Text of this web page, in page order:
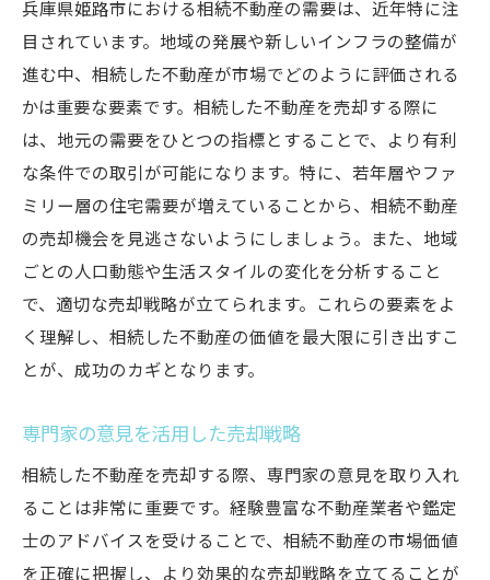
兵庫県姫路市における相続不動産の需要は、近年特に注
目されています。地域の発展や新しいインフラの整備が
進む中、相続した不動産が市場でどのように評価される
かは重要な要素です。相続した不動産を売却する際に
は、地元の需要をひとつの指標とすることで、より有利
な条件での取引が可能になります。特に、若年層やファ
ミリー層の住宅需要が増えていることから、相続不動産
の売却機会を見逃さないようにしましょう。また、地域
ごとの人口動態や生活スタイルの変化を分析すること
で、適切な売却戦略が立てられます。これらの要素をよ
く理解し、相続した不動産の価値を最大限に引き出すこ
とが、成功のカギとなります。
専門家の意見を活用した売却戦略
相続した不動産を売却する際、専門家の意見を取り入れ
ることは非常に重要です。経験豊富な不動産業者や鑑定
士のアドバイスを受けることで、相続不動産の市場価値
を正確に把握し、より効果的な売却戦略を立てることが